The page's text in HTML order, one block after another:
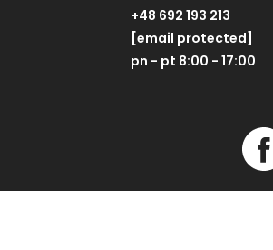
+48 692 193 213
[email protected]
pn - pt 8:00 - 17:00